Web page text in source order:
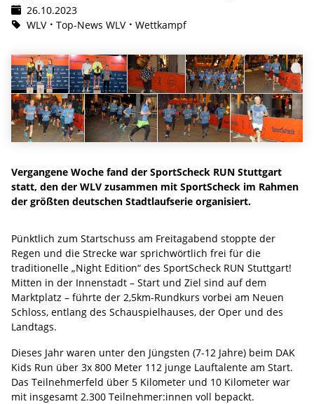
26.10.2023
WLV
Top-News WLV Wettkampf
Vergangene Woche fand der SportScheck RUN Stuttgart
statt, den der WLV zusammen mit SportScheck im Rahmen
der größten deutschen Stadtlaufserie organisiert.
Pünktlich zum Startschuss am Freitagabend stoppte der
Regen und die Strecke war sprichwörtlich frei für die
traditionelle „Night Edition“ des SportScheck RUN Stuttgart!
Mitten in der Innenstadt – Start und Ziel sind auf dem
Marktplatz – führte der 2,5km-Rundkurs vorbei am Neuen
Schloss, entlang des Schauspielhauses, der Oper und des
Landtags.
Dieses Jahr waren unter den Jüngsten (7-12 Jahre) beim DAK
Kids Run über 3x 800 Meter 112 junge Lauftalente am Start.
Das Teilnehmerfeld über 5 Kilometer und 10 Kilometer war
mit insgesamt 2.300 Teilnehmer:innen voll bepackt.